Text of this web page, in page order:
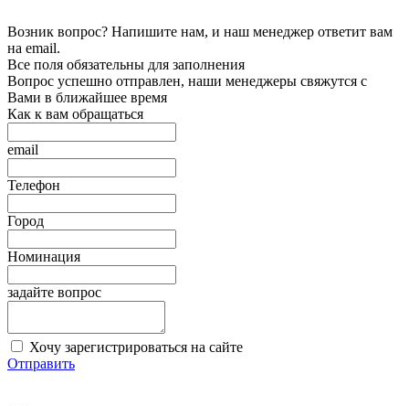
Возник вопрос? Напишите нам, и наш менеджер ответит вам
на email.
Все поля обязательны для заполнения
Вопрос успешно отправлен, наши менеджеры свяжутся с
Вами в ближайшее время
Как к вам обращаться
email
Телефон
Город
Номинация
задайте вопрос
Хочу зарегистрироваться на сайте
Отправить